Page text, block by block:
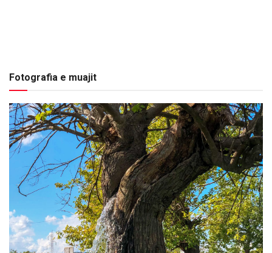
Fotografia e muajit